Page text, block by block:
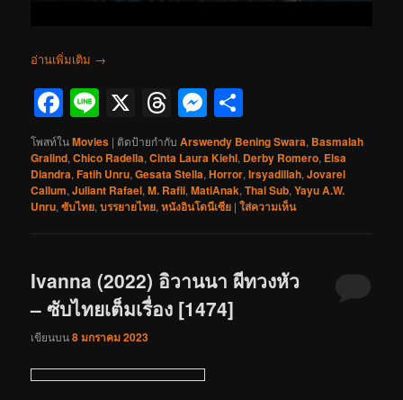
อ่านเพิ่มเติม →
Facebook
Line
X Threads
Messenger
โพสท์ในMovies | ติดป้ายกำกับ Arswendy Bening Swara, Basmalah
Gralind,Chico Radella,Cinta Laura Kiehl, Derby Romero, Elsa
Diandra,Fatih Unru,Gesata Stella,Horror,Irsyadillah,Jovarel
Callum,Juliant Rafael,M. Rafli,MatiAnak,Thai Sub,Yayu A.W.
Unru,ซับไทย,บรรยายไทย,หนังอินโดนีเซีย |ใส่ความเห็น
Ivanna (2022) อิวานนา ผีทวงหัว
– ซับไทยเต็มเรื่อง [1474]
เขียนบน8 มกราคม 2023